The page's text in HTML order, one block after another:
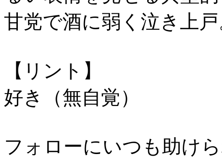
甘党で酒に弱く泣き上
【リント】
好き（無自覚）
フォローにいつも助け